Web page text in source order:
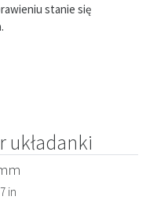
stanie się
układanki
in